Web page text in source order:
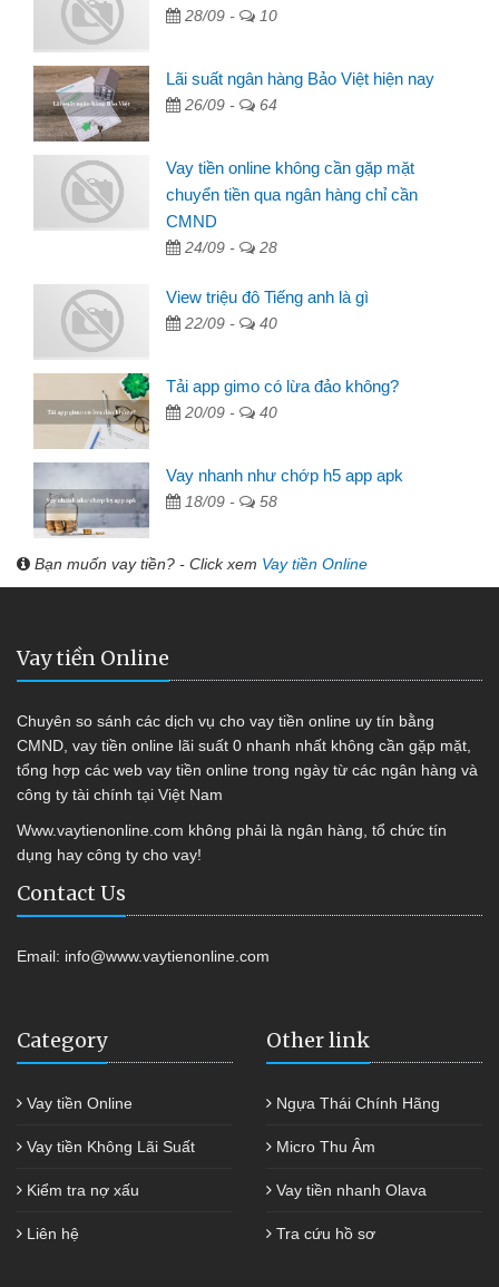
28/09 - 10
Lãi suất ngân hàng Bảo Việt hiện nay
26/09 - 64
Vay tiền online không cần gặp mặt
chuyển tiền qua ngân hàng chỉ cần
CMND
24/09 - 28
View triệu đô Tiếng anh là gì
22/09 - 40
Tải app gimo có lừa đảo không?
20/09 - 40
Vay nhanh như chớp h5 app apk
18/09 - 58
Bạn muốn vay tiền? - Click xem Vay tiền Online
Vay tiền Online
Chuyên so sánh các dịch vụ cho vay tiền online uy tín bằng
CMND, vay tiền online lãi suất 0 nhanh nhất không cần gặp mặt,
tổng hợp các web vay tiền online trong ngày từ các ngân hàng và
công ty tài chính tại Việt Nam
Www.vaytienonline.com không phải là ngân hàng, tổ chức tín
dụng hay công ty cho vay!
Contact Us
Email: info@www.vaytienonline.com
Category
Vay tiền Online
Vay tiền Không Lãi Suất
Kiểm tra nợ xấu
Liên hệ
Other link
Ngựa Thái Chính Hãng
Micro Thu Âm
Vay tiền nhanh Olava
Tra cứu hồ sơ